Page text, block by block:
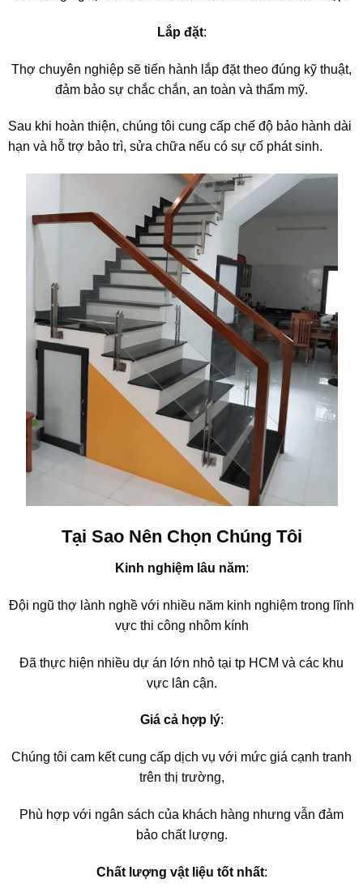
Lắp đặt:
Thợ chuyên nghiệp sẽ tiến hành lắp đặt theo đúng kỹ thuật,
đảm bảo sự chắc chắn, an toàn và thẩm mỹ.
Sau khi hoàn thiện, chúng tôi cung cấp chế độ bảo hành dài
hạn và hỗ trợ bảo trì, sửa chữa nếu có sự cố phát sinh.
Tại Sao Nên Chọn Chúng Tôi
Kinh nghiệm lâu năm:
Đội ngũ thợ lành nghề với nhiều năm kinh nghiệm trong lĩnh
vực thi công nhôm kính
Đã thực hiện nhiều dự án lớn nhỏ tại tp HCM và các khu
vực lân cận.
Giá cả hợp lý:
Chúng tôi cam kết cung cấp dịch vụ với mức giá cạnh tranh
trên thị trường,
Phù hợp với ngân sách của khách hàng nhưng vẫn đảm
bảo chất lượng.
Chất lượng vật liệu tốt nhất: